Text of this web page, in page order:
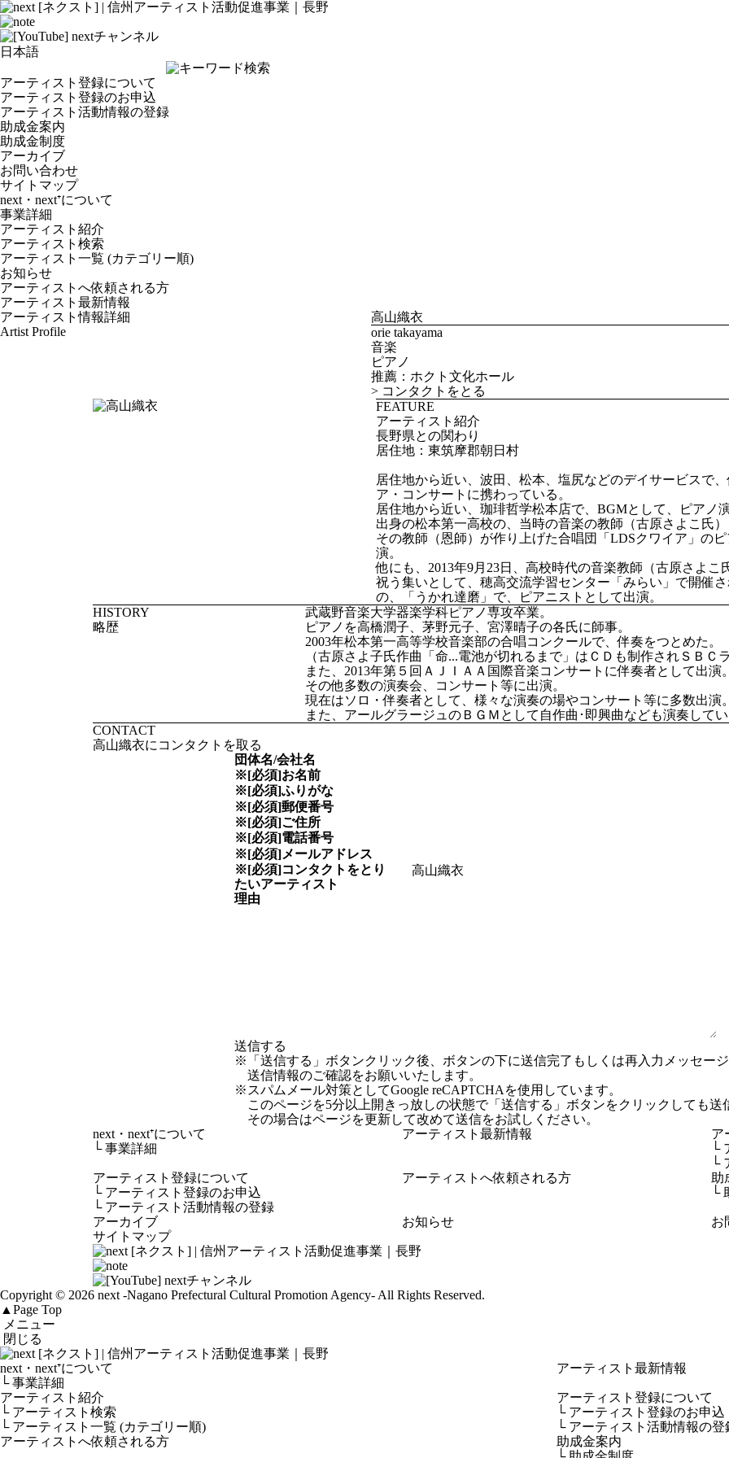
next・next⁺について
事業詳細
アーティスト紹介
アーティスト検索
アーティスト一覧 (カテゴリー順)
お知らせ
アーティストへ依頼される方
アーティスト最新情報
アーティスト登録について
アーティスト登録のお申込
アーティスト活動情報の登録
助成金案内
助成金制度
アーカイブ
お問い合わせ
サイトマップ
アーティスト情報詳細
Artist Profile
高山織衣
orie takayama
音楽
ピアノ
推薦：ホクト文化ホール
> コンタクトをとる
FEATURE
アーティスト紹介
長野県との関わり
居住地：東筑摩郡朝日村
居住地から近い、波田、松本、塩尻などのデイサービスで
ア・コンサートに携わっている。
居住地から近い、珈琲哲学松本店で、BGMとして、ピアノ演
出身の松本第一高校の、当時の音楽の教師（古原さよこ氏
その教師（恩師）が作り上げた合唱団「LDSクワイア」の
演。
他にも、2013年9月23日、高校時代の音楽教師（古原さよこ
祝う集いとして、穂高交流学習センター「みらい」で開催
の、「うかれ達磨」で、ピアニストとして出演。
HISTORY
略歴
武蔵野音楽大学器楽学科ピアノ専攻卒業。
ピアノを高橋潤子、茅野元子、宮澤晴子の各氏に師事。
2003年松本第一高等学校音楽部の合唱コンクールで、伴奏をつとめた。
（古原さよ子氏作曲「命...電池が切れるまで」はＣＤも制作されＳＢＣ
また、2013年第５回ＡＪＩＡＡ国際音楽コンサートに伴奏者として出演。
その他多数の演奏会、コンサート等に出演。
現在はソロ・伴奏者として、様々な演奏の場やコンサート等に多数出演。
また、アールグラージュのＢＧＭとして自作曲･即興曲なども演奏してい
CONTACT
高山織衣にコンタクトを取る
団体名/会社名
※[必須]お名前
※[必須]ふりがな
※[必須]郵便番号
※[必須]ご住所
※[必須]電話番号
※[必須]メールアドレス
※[必須]コンタクトをとり
たいアーティスト
理由
※「送信する」ボタンクリック後、ボタンの下に送信完了もしくは再入力メッセージ
送信情報のご確認をお願いいたします。
※スパムメール対策としてGoogle reCAPTCHAを使用しています。
このページを5分以上開きっ放しの状態で「送信する」ボタンをクリックしても送
その場合はページを更新して改めて送信をお試しください。
next・next⁺について
└事業詳細
アーティスト最新情報
ア
└
└
アーティスト登録について
└ アーティスト登録のお申込
└ アーティスト活動情報の登録
アーティストへ依頼される方
助
└
アーカイブ お知らせ
お
サイトマップ
Copyright © 2026 next -Nagano Prefectural Cultural Promotion Agency- All Rights Reserved.
▲ Page Top
メニュー
閉じる
next・next⁺について
└ 事業詳細
アーティスト最新情報
アーティスト紹介
└ アーティスト検索
└ アーティスト一覧 (カテゴリー順)
アーティスト登録について
└ アーティスト登録のお申込
└ アーティスト活動情報の登
アーティストへ依頼される方
助成金案内